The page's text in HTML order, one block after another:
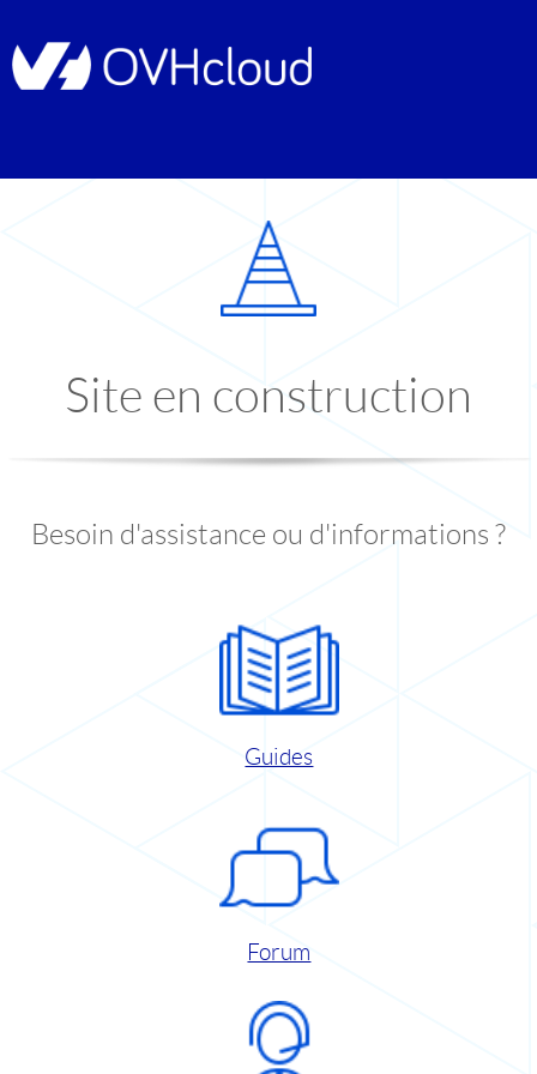
Site en construction
Besoin d'assistance ou d'informations ?
Guides
Forum